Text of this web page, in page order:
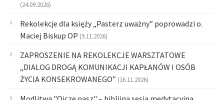
(24.09.2026)
Rekolekcje dla księży „Pasterz uważny” poprowadzi o.
Maciej Biskup OP (9.11.2026)
ZAPROSZENIE NA REKOLEKCJE WARSZTATOWE
„DIALOG DROGĄ KOMUNIKACJI KAPŁANÓW I OSÓB
ŻYCIA KONSEKROWANEGO” (16.11.2026)